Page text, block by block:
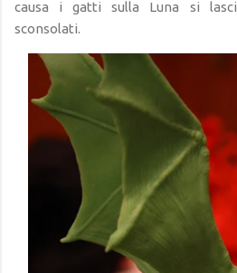
causa i gatti sulla Luna si
sconsolati.